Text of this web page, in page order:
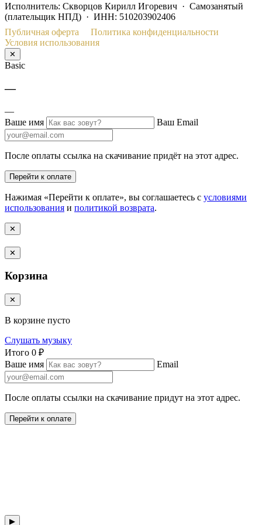
Исполнитель: Скворцов Кирилл Игоревич · Самозанятый
(плательщик НПД) · ИНН: 510203902406
Публичная оферта
Политика конфиденциальности
Условия использования
✕
Basic
—
—
Ваше имя
Ваш Email
После оплаты ссылка на скачивание придёт на этот адрес.
Перейти к оплате
Нажимая «Перейти к оплате», вы соглашаетесь с условиями
использования и политикой возврата.
✕
✕
Корзина
✕
В корзине пусто
Слушать музыку
Итого 0 ₽
Ваше имя
Email
После оплаты ссылки на скачивание придут на этот адрес.
Перейти к оплате
▶